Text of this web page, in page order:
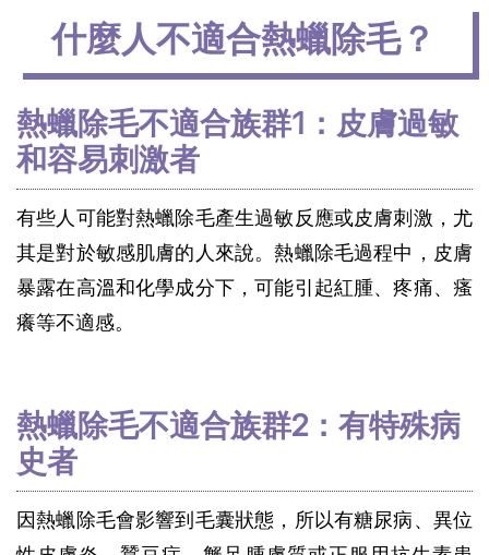
什麼人不適合熱蠟除毛？
熱蠟除毛不適合族群1：皮膚過敏
和容易刺激者
有些人可能對熱蠟除毛產生過敏反應或皮膚刺激，尤
其是對於敏感肌膚的人來說。熱蠟除毛過程中，皮膚
暴露在高溫和化學成分下，可能引起紅腫、疼痛、瘙
癢等不適感。
熱蠟除毛不適合族群2：有特殊病
史者
因熱蠟除毛會影響到毛囊狀態，所以有糖尿病、異位